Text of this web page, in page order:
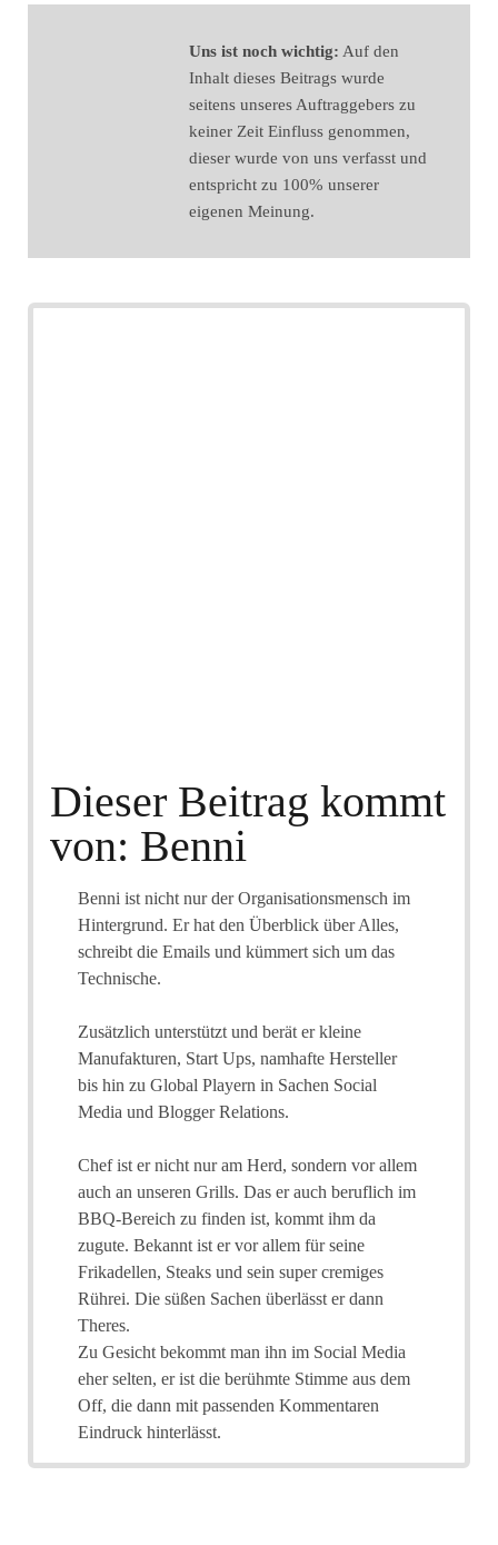
Uns ist noch wichtig: Auf den
Inhalt dieses Beitrags wurde
seitens unseres Auftraggebers zu
keiner Zeit Einfluss genommen,
dieser wurde von uns verfasst und
entspricht zu 100% unserer
eigenen Meinung.
Dieser Beitrag kommt
von: Benni
Benni ist nicht nur der Organisationsmensch im
Hintergrund. Er hat den Überblick über Alles,
schreibt die Emails und kümmert sich um das
Technische.
Zusätzlich unterstützt und berät er kleine
Manufakturen, Start Ups, namhafte Hersteller
bis hin zu Global Playern in Sachen Social
Media und Blogger Relations.
Chef ist er nicht nur am Herd, sondern vor allem
auch an unseren Grills. Das er auch beruflich im
BBQ-Bereich zu finden ist, kommt ihm da
zugute. Bekannt ist er vor allem für seine
Frikadellen, Steaks und sein super cremiges
Rührei. Die süßen Sachen überlässt er dann
Theres.
Zu Gesicht bekommt man ihn im Social Media
eher selten, er ist die berühmte Stimme aus dem
Off, die dann mit passenden Kommentaren
Eindruck hinterlässt.